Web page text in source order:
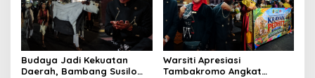
Budaya Jadi Kekuatan
Daerah, Bambang Susilo
Warsiti Apresiasi
Tambakromo Angkat